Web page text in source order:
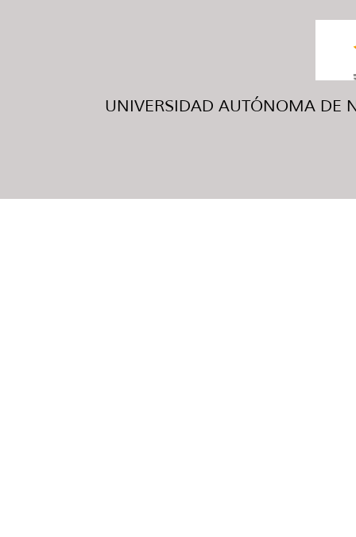
UNIVERSIDAD AUTÓNOMA DE